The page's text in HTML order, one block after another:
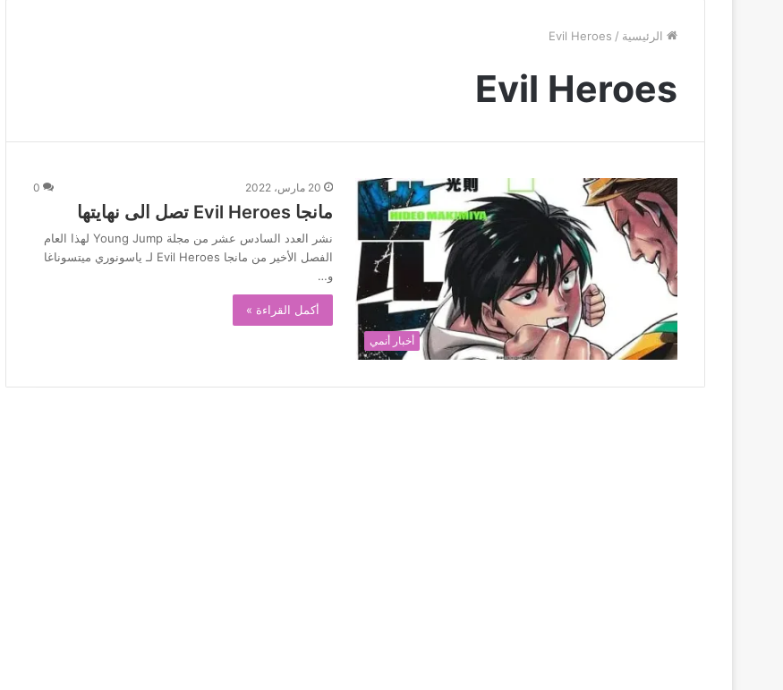
الرئيسية /
Evil Heroes
Evil Heroes
أخبار أنمي
20 مارس، 2022 0
مانجا Evil Heroes تصل الى نهايتها
نشر العدد السادس عشر من مجلة Young Jump لهذا العام
الفصل الأخير من مانجا Evil Heroes لـ ياسونوري ميتسوناغا
و…
أكمل القراءة »